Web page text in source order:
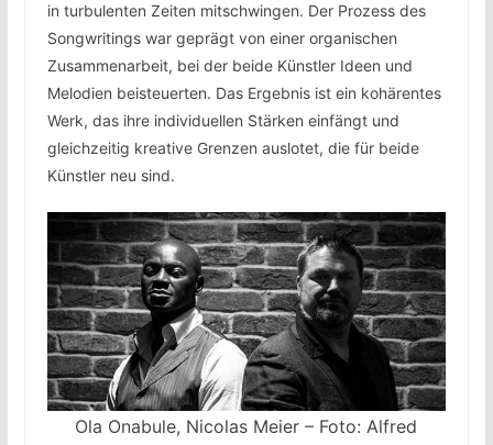
in turbulenten Zeiten mitschwingen. Der Prozess des
Songwritings war geprägt von einer organischen
Zusammenarbeit, bei der beide Künstler Ideen und
Melodien beisteuerten. Das Ergebnis ist ein kohärentes
Werk, das ihre individuellen Stärken einfängt und
gleichzeitig kreative Grenzen auslotet, die für beide
Künstler neu sind.
Ola Onabule, Nicolas Meier – Foto: Alfred